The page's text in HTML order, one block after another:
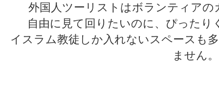
外国人ツーリストはボランティアの
自由に見て回りたいのに、ぴった
イスラム教徒しか入れないスペースも
ません。